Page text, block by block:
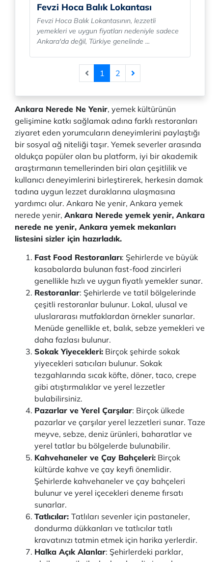
Fevzi Hoca Balık Lokantası
Fevzi Hoca Balık Lokantasının, lezzetli
yemekleri ve uygun fiyatları nedeniyle sadece
Ankara'da değil, Türkiye genelinde ...
1 2
Ankara Nerede Ne Yenir, yemek kültürünün
gelişimine katkı sağlamak adına farklı restoranları
ziyaret eden yorumcuların deneyimlerini paylaştığı
bir sosyal ağ niteliği taşır. Yemek severler arasında
oldukça popüler olan bu platform, iyi bir akademik
araştırmanın temellerinden biri olan çeşitlilik ve
kullanıcı deneyimlerini birleştirerek, herkesin damak
tadına uygun lezzet duraklarına ulaşmasına
yardımcı olur. Ankara Ne yenir, Ankara yemek
nerede yenir, Ankara Nerede yemek yenir, Ankara
nerede ne yenir, Ankara yemek mekanları
listesini sizler için hazırladık.
Fast Food Restoranları: Şehirlerde ve büyük
kasabalarda bulunan fast-food zincirleri
genellikle hızlı ve uygun fiyatlı yemekler sunar.
Restoranlar: Şehirlerde ve tatil bölgelerinde
çeşitli restoranlar bulunur. Lokal, ulusal ve
uluslararası mutfaklardan örnekler sunarlar.
Menüde genellikle et, balık, sebze yemekleri ve
daha fazlası bulunur.
Sokak Yiyecekleri: Birçok şehirde sokak
yiyecekleri satıcıları bulunur. Sokak
tezgahlarında sıcak köfte, döner, taco, crepe
gibi atıştırmalıklar ve yerel lezzetler
bulabilirsiniz.
Pazarlar ve Yerel Çarşılar: Birçok ülkede
pazarlar ve çarşılar yerel lezzetleri sunar. Taze
meyve, sebze, deniz ürünleri, baharatlar ve
yerel tatlar bu bölgelerde bulunabilir.
Kahvehaneler ve Çay Bahçeleri: Birçok
kültürde kahve ve çay keyfi önemlidir.
Şehirlerde kahvehaneler ve çay bahçeleri
bulunur ve yerel içecekleri deneme fırsatı
sunarlar.
Tatlıcılar: Tatlıları sevenler için pastaneler,
dondurma dükkanları ve tatlıcılar tatlı
kravatınızı tatmin etmek için harika yerlerdir.
Halka Açık Alanlar: Şehirlerdeki parklar,